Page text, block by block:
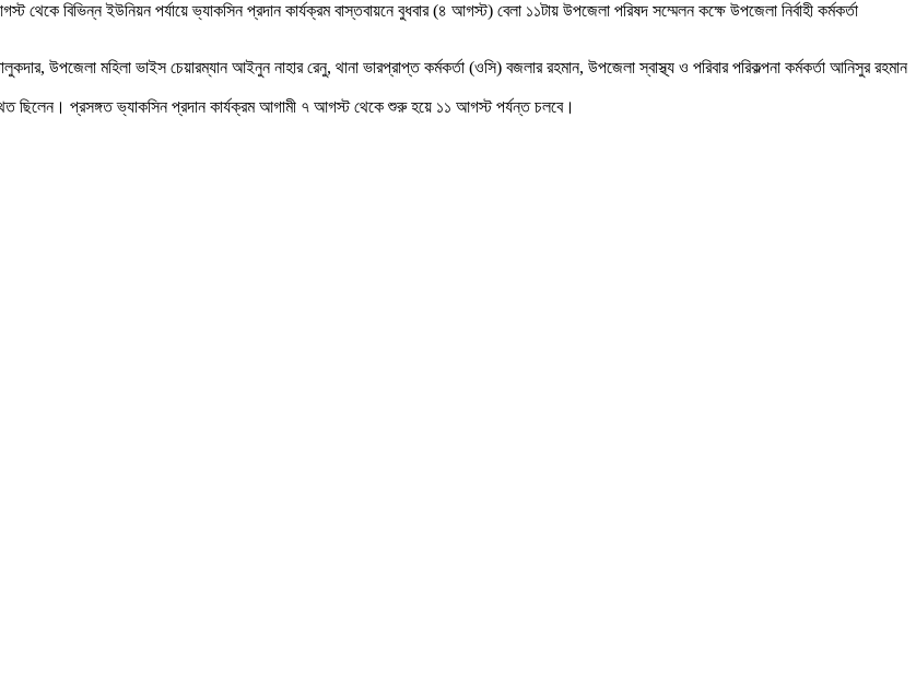
বিভিন্ন ইউনিয়ন পর্যায়ে ভ্যাকসিন প্রদান কার্যক্রম বাস্তবায়নে বুধবার (৪ আগস্ট) বেলা ১১টায় উপজেলা পরিষদ সম্মেলন কক্ষে উপজেলা নির্বাহী কর্মকর্তা
উপজেলা মহিলা ভাইস চেয়ারম্যান আইনুন নাহার রেনু, থানা ভারপ্রাপ্ত কর্মকর্তা (ওসি) বজলার রহমান, উপজেলা স্বাস্থ্য ও পরিবার পরিকল্পনা কর্মকর্তা আনিসুর রহমান
ছিলেন। প্রসঙ্গত ভ্যাকসিন প্রদান কার্যক্রম আগামী ৭ আগস্ট থেকে শুরু হয়ে ১১ আগস্ট পর্যন্ত চলবে।